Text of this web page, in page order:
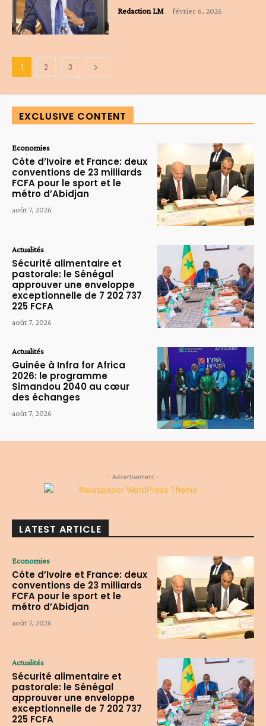
Redaction LM - février 6, 2026
1 2 3
EXCLUSIVE CONTENT
Economies
Côte d’Ivoire et France: deux
conventions de 23 milliards
FCFA pour le sport et le
métro d’Abidjan
août 7, 2026
Actualités
Sécurité alimentaire et
pastorale: le Sénégal
approuver une enveloppe
exceptionnelle de 7 202 737
225 FCFA
août 7, 2026
Actualités
Guinée à Infra for Africa
2026: le programme
Simandou 2040 au cœur
des échanges
août 7, 2026
- Advertisement -
LATEST ARTICLE
Economies
Côte d’Ivoire et France: deux
conventions de 23 milliards
FCFA pour le sport et le
métro d’Abidjan
août 7, 2026
Actualités
Sécurité alimentaire et
pastorale: le Sénégal
approuver une enveloppe
exceptionnelle de 7 202 737
225 FCFA